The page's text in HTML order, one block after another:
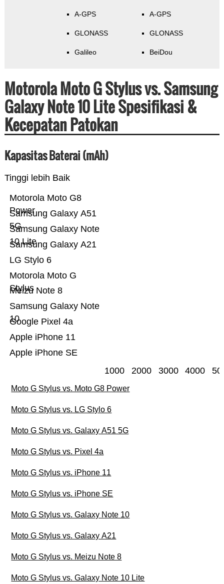
A-GPS
GLONASS
Galileo
A-GPS
GLONASS
BeiDou
Motorola Moto G Stylus vs. Samsung
Galaxy Note 10 Lite Spesifikasi &
Kecepatan Patokan
Kapasitas Baterai (mAh)
Tinggi lebih Baik
Apple iPhone SE
Apple iPhone 11
Google Pixel 4a
Samsung Galaxy Note
10
Meizu Note 8
Motorola Moto G
Stylus
LG Stylo 6
Samsung Galaxy A21
Samsung Galaxy Note
10 Lite
Samsung Galaxy A51
5G
Motorola Moto G8
Power
1000 2000 3000 4000
Moto G Stylus vs. Moto G8 Power
Moto G Stylus vs. LG Stylo 6
Moto G Stylus vs. Galaxy A51 5G
Moto G Stylus vs. Pixel 4a
Moto G Stylus vs. iPhone 11
Moto G Stylus vs. iPhone SE
Moto G Stylus vs. Galaxy Note 10
Moto G Stylus vs. Galaxy A21
Moto G Stylus vs. Meizu Note 8
Moto G Stylus vs. Galaxy Note 10 Lite